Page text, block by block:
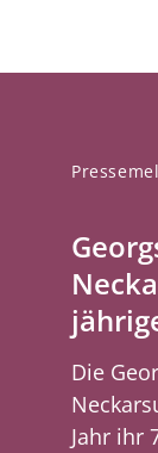
Die
Jahr ihr